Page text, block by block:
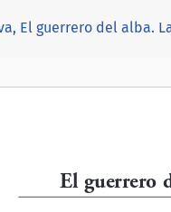
El guerrero del alba.